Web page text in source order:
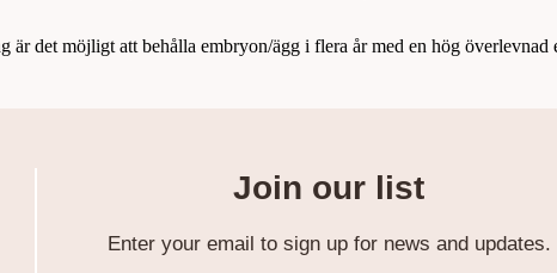
är det möjligt att behålla embryon/ägg i flera år med en hög överlevnad
Join our list
Enter your email to sign up for news and updates.